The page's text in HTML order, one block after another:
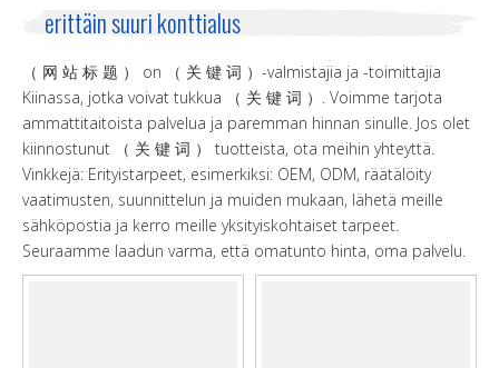
erittäin suuri konttialus
（ 网 站 标 题 ） on （ 关 键 词 ）-valmistajia ja -toimittajia
Kiinassa, jotka voivat tukkua （ 关 键 词 ）. Voimme tarjota
ammattitaitoista palvelua ja paremman hinnan sinulle. Jos olet
kiinnostunut （ 关 键 词 ） tuotteista, ota meihin yhteyttä.
Vinkkejä: Erityistarpeet, esimerkiksi: OEM, ODM, räätälöity
vaatimusten, suunnittelun ja muiden mukaan, lähetä meille
sähköpostia ja kerro meille yksityiskohtaiset tarpeet.
Seuraamme laadun varma, että omatunto hinta, oma palvelu.